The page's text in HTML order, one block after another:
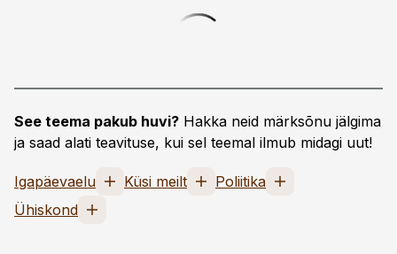
See teema pakub huvi? Hakka neid märksõnu jälgima
ja saad alati teavituse, kui sel teemal ilmub midagi uut!
Igapäevaelu Küsi meilt
Poliitika
Ühiskond